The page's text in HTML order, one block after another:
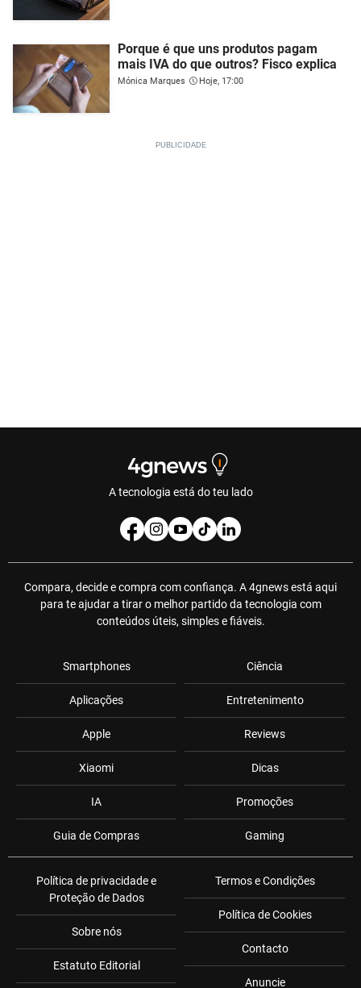
Porque é que uns produtos pagam
mais IVA do que outros? Fisco explica
Mónica Marques Hoje, 17:00
A tecnologia está do teu lado
Compara, decide e compra com confiança. A 4gnews está aqui
para te ajudar a tirar o melhor partido da tecnologia com
conteúdos úteis, simples e fiáveis.
Smartphones
Aplicações
Apple
Xiaomi
IA
Guia de Compras
Ciência
Entretenimento
Reviews
Dicas
Promoções
Gaming
Política de privacidade e
Proteção de Dados
Sobre nós
Estatuto Editorial
Termos e Condições
Política de Cookies
Contacto
Anuncie